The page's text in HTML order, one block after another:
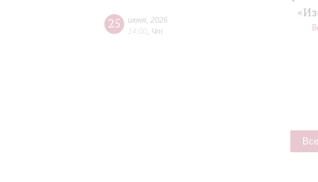
25 июня 2026
Чт